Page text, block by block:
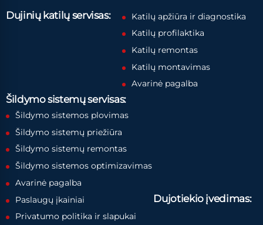
Dujinių katilų servisas:
Katilų apžiūra ir diagnostika
Katilų profilaktika
Katilų remontas
Katilų montavimas
Avarinė pagalba
Šildymo sistemų servisas:
Šildymo sistemos plovimas
Šildymo sistemų priežiūra
Šildymo sistemų remontas
Šildymo sistemos optimizavimas
Avarinė pagalba
Paslaugų įkainiai
Privatumo politika ir slapukai
Dujotiekio įvedimas: